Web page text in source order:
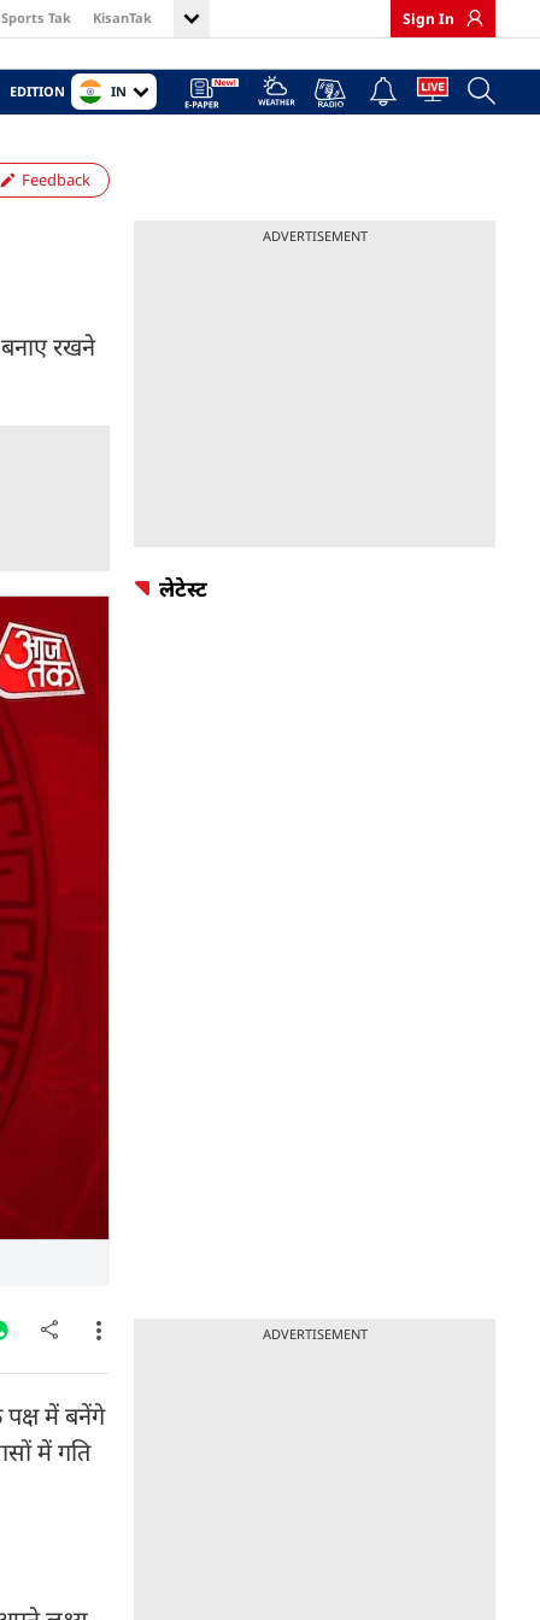
Sports Tak KisanTak Sign In
EDITION IN
Feedback
रखने
पक्ष में बनेंगे
में गति
ADVERTISEMENT
लेटेस्ट
ADVERTISEMENT